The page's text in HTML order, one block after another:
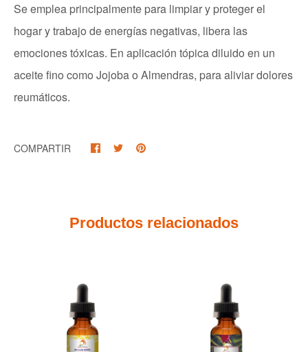
Se emplea principalmente para limpiar y proteger el
hogar y trabajo de energías negativas, libera las
emociones tóxicas. En aplicación tópica diluido en un
aceite fino como Jojoba o Almendras, para aliviar dolores
reumáticos.
COMPARTIR
Productos relacionados